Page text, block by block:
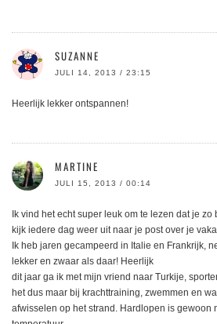
SUZANNE
JULI 14, 2013 / 23:15
Heerlijk lekker ontspannen!
MARTINE
JULI 15, 2013 / 00:14
Ik vind het echt super leuk om te lezen dat je
kijk iedere dag weer uit naar je post over je
Ik heb jaren gecampeerd in Italie en Frankrijk,
lekker en zwaar als daar! Heerlijk
dit jaar ga ik met mijn vriend naar Turkije,
het dus maar bij krachttraining, zwemmen en
afwisselen op het strand. Hardlopen is gewoon